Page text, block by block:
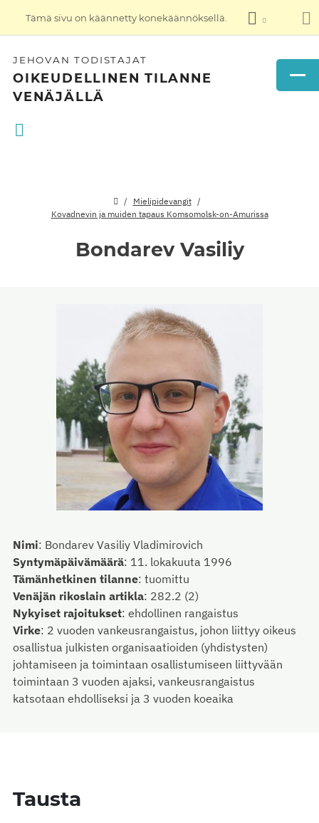
Tämä sivu on käännetty konekäännöksellä.
JEHOVAN TODISTAJAT
OIKEUDELLINEN TILANNE
VENÄJÄLLÄ
Mielipidevangit
Kovadnevin ja muiden tapaus Komsomolsk-on-Amurissa
Bondarev Vasiliy
Nimi: Bondarev Vasiliy Vladimirovich
Syntymäpäivämäärä: 11. lokakuuta 1996
Tämänhetkinen tilanne: tuomittu
Venäjän rikoslain artikla: 282.2 (2)
Nykyiset rajoitukset: ehdollinen rangaistus
Virke: 2 vuoden vankeusrangaistus, johon liittyy oikeus
osallistua julkisten organisaatioiden (yhdistysten)
johtamiseen ja toimintaan osallistumiseen liittyvään
toimintaan 3 vuoden ajaksi, vankeusrangaistus
katsotaan ehdolliseksi ja 3 vuoden koeaika
Tausta